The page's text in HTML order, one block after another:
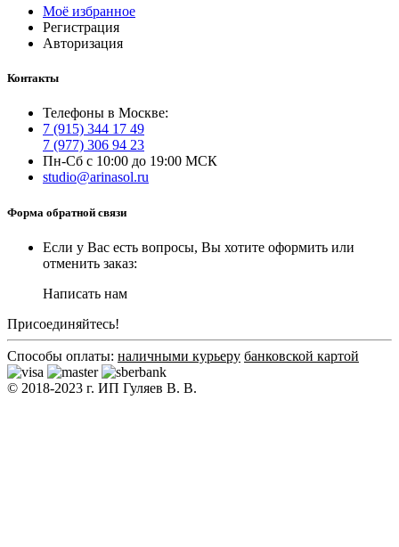
Моё избранное
Регистрация
Авторизация
Контакты
Телефоны в Москве:
7 (915) 344 17 49
7 (977) 306 94 23
Пн-Сб с 10:00 до 19:00 МСК
studio@arinasol.ru
Форма обратной связи
Если у Вас есть вопросы, Вы хотите оформить или
отменить заказ:
Написать нам
Присоединяйтесь!
Способы оплаты: наличными курьеру банковской картой
© 2018-2023 г. ИП Гуляев В. В.